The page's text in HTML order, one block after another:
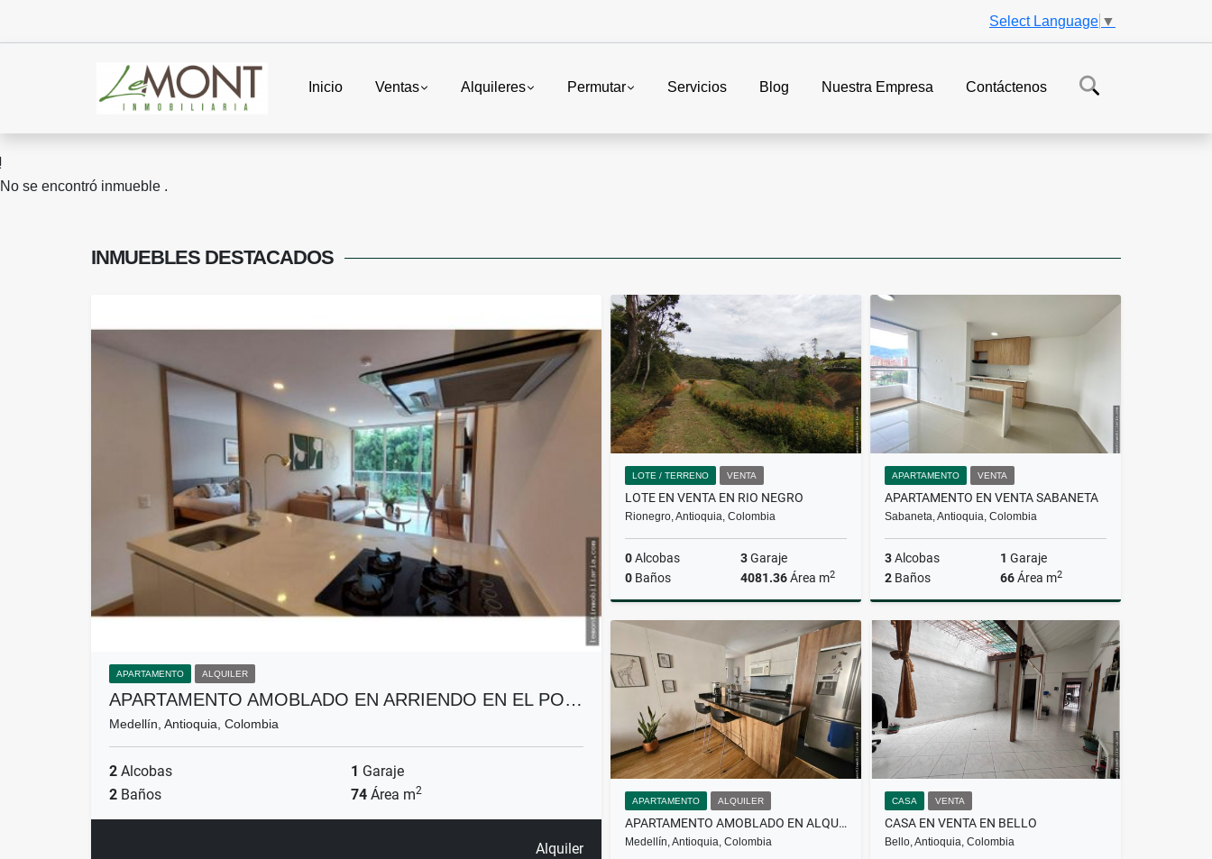
Select Language ▼
Inicio Ventas Alquileres Permutar Servicios Blog Nuestra Empresa Contáctenos
No se encontró inmueble .
INMUEBLES DESTACADOS
APARTAMENTO ALQUILER
APARTAMENTO AMOBLADO EN ARRIENDO EN EL PO…
Medellín, Antioquia, Colombia
2 Alcobas 1 Garaje
2 Baños 74 Área m2
Alquiler
LOTE / TERRENO VENTA
LOTE EN VENTA EN RIO NEGRO
Rionegro, Antioquia, Colombia
0Alcobas 3Garaje
0 Baños 4081.36Área m2
Venta
$619.000.000
APARTAMENTO VENTA
APARTAMENTO EN VENTA SABANETA
Sabaneta, Antioquia, Colombia
3Alcobas 1 Garaje
2 Baños 66Área m2
$460.000.000
APARTAMENTO ALQUILER
APARTAMENTO AMOBLADO EN ALQUILER CIUDAD DEL RIO
Medellín, Antioquia, Colombia
CASA VENTA
CASA EN VENTA EN BELLO
Bello, Antioquia, Colombia